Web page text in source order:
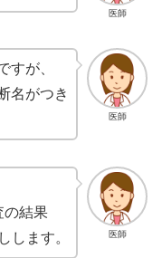
医師
医師
すが、
名がつき
医師
の結果
します。